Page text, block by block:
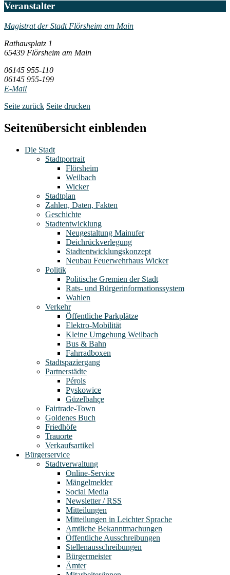
Veranstalter
Magistrat der Stadt Flörsheim am Main
Rathausplatz 1
65439 Flörsheim am Main
06145 955-110
06145 955-199
E-Mail
Seite zurück Seite drucken
Seitenübersicht einblenden
Die Stadt
Stadtportrait
Flörsheim
Weilbach
Wicker
Stadtplan
Zahlen, Daten, Fakten
Geschichte
Stadtentwicklung
Neugestaltung Mainufer
Deichrückverlegung
Stadtentwicklungskonzept
Neubau Feuerwehrhaus Wicker
Politik
Politische Gremien der Stadt
Rats- und Bürgerinformationssystem
Wahlen
Verkehr
Öffentliche Parkplätze
Elektro-Mobilität
Kleine Umgehung Weilbach
Bus & Bahn
Fahrradboxen
Stadtspaziergang
Partnerstädte
Pérols
Pyskowice
Güzelbahçe
Fairtrade-Town
Goldenes Buch
Friedhöfe
Trauorte
Verkaufsartikel
Bürgerservice
Stadtverwaltung
Online-Service
Mängelmelder
Social Media
Newsletter / RSS
Mitteilungen
Mitteilungen in Leichter Sprache
Amtliche Bekanntmachungen
Öffentliche Ausschreibungen
Stellenausschreibungen
Bürgermeister
Ämter